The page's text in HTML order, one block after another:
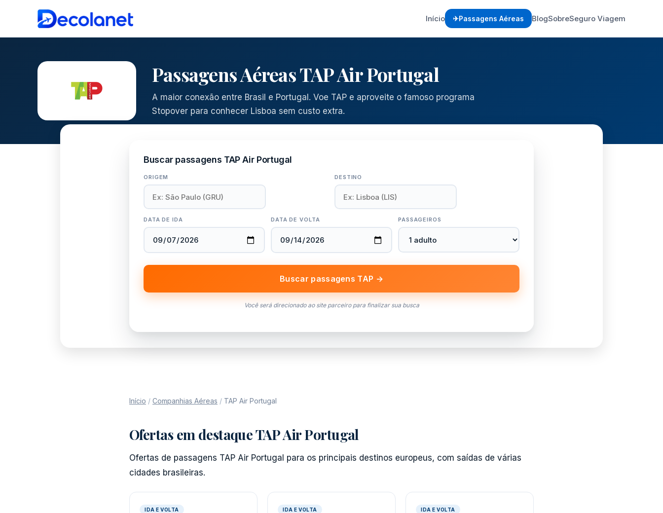
Início Passagens Aéreas BlogSobreSeguro Viagem
Passagens Aéreas TAP Air Portugal
A maior conexão entre Brasil e Portugal. Voe TAP e aproveite o famoso programa
Stopover para conhecer Lisboa sem custo extra.
Buscar passagens TAP Air Portugal
ORIGEM DESTINO
DATA DE IDA DATA DE VOLTA PASSAGEIROS
Buscar passagens TAP →
Você será direcionado ao site parceiro para finalizar sua busca
Início / Companhias Aéreas / TAP Air Portugal
Ofertas em destaque TAP Air Portugal
Ofertas de passagens TAP Air Portugal para os principais destinos europeus, com saídas de várias
cidades brasileiras.
IDA E VOLTA IDA E VOLTA IDA E VOLTA